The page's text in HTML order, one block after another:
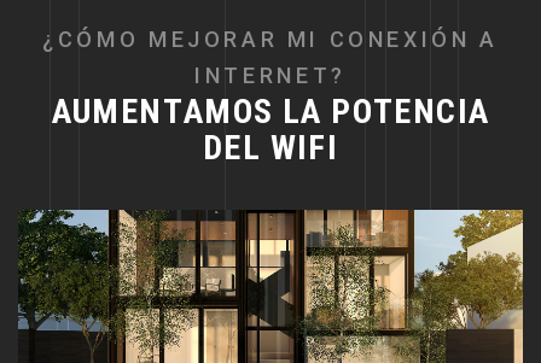
¿ C Ó M O M EJ O R A R M I C O N EX I Ó N A
I N T E R N E T?
AUMENTAMOS LA POTENCIA
DEL WIFI